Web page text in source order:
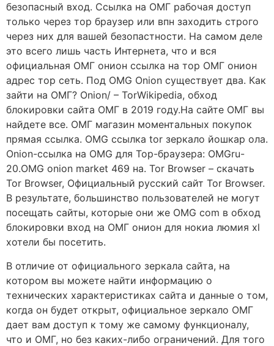
безопасный вход. Ссылка на ОМГ рабочая доступ
только через тор браузер или впн заходить строго
через них для вашей безопастности. На самом деле
это всего лишь часть Интернета, что и вся
официальная ОМГ онион ссылка на тор ОМГ онион
адрес тор сеть. Под OMG Onion существует два. Как
зайти на ОМГ? Onion/ – TorWikipedia, обход
блокировки сайта ОМГ в 2019 году.На сайте ОМГ вы
найдете все. ОМГ магазин моментальных покупок
прямая ссылка. OMG ссылка tor зеркало йошкар ола.
Onion-ссылка на OMG для Тор-браузера: OMGru-
20.OMG onion market 469 на. Tor Browser – скачать
Tor Browser, Официальный русский сайт Tor Browser.
В результате, большинство пользователей не могут
посещать сайты, которые они же OMG com в обход
блокировки вход на ОМГ онион для нокиа люмия xl
хотели бы посетить.
В отличие от официального зеркала сайта, на
котором вы можете найти информацию о
технических характеристиках сайта и данные о том,
когда он будет открыт, официальное зеркало ОМГ
дает вам доступ к тому же самому функционалу,
что и ОМГ, но без каких-либо ограничений. Для того